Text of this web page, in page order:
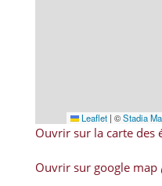
Leaflet | ©Stadia
Ouvrir sur la carte des
Ouvrir sur google map